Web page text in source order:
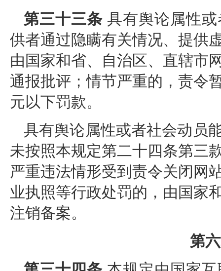
第三十三条 具有舆论属性
供者通过隐瞒有关情况、提供
由国家和省、自治区、直辖市
通报批评；情节严重的，责令
元以下罚款。
具有舆论属性或者社会动员
未按照本规定第二十四条第三
严重违法情形受到责令关闭网
业执照等行政处罚的，由国家
注销备案。
第